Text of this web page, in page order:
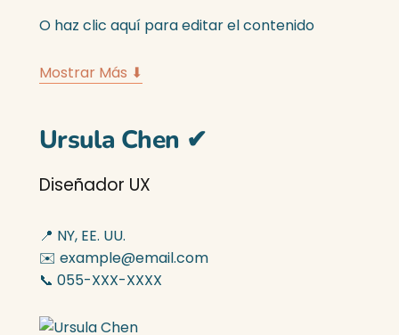
O haz clic aquí para editar el contenido
Mostrar Más ⬇
Ursula Chen ✔
Diseñador UX
📍 NY, EE. UU.
✉️ example@email.com
📞 055-XXX-XXXX